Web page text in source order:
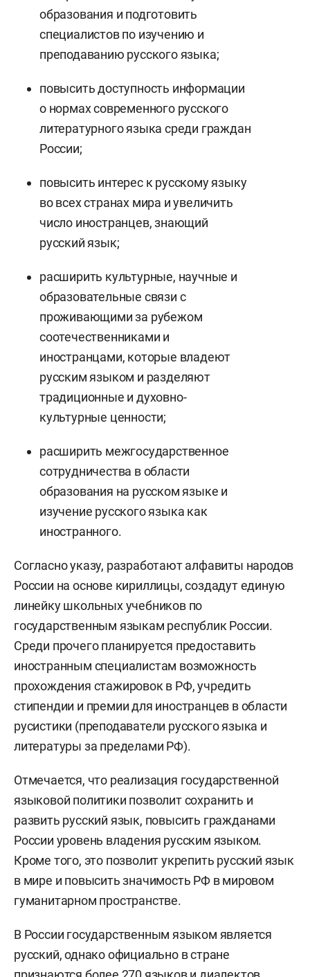
образования и подготовить
специалистов по изучению и
преподаванию русского языка;
повысить доступность информации
о нормах современного русского
литературного языка среди граждан
России;
повысить интерес к русскому языку
во всех странах мира и увеличить
число иностранцев, знающий
русский язык;
расширить культурные, научные и
образовательные связи с
проживающими за рубежом
соотечественниками и
иностранцами, которые владеют
русским языком и разделяют
традиционные и духовно-
культурные ценности;
расширить межгосударственное
сотрудничества в области
образования на русском языке и
изучение русского языка как
иностранного.
Согласно указу, разработают алфавиты народов
России на основе кириллицы, создадут единую
линейку школьных учебников по
государственным языкам республик России.
Среди прочего планируется предоставить
иностранным специалистам возможность
прохождения стажировок в РФ, учредить
стипендии и премии для иностранцев в области
русистики (преподаватели русского языка и
литературы за пределами РФ).
Отмечается, что реализация государственной
языковой политики позволит сохранить и
развить русский язык, повысить гражданами
России уровень владения русским языком.
Кроме того, это позволит укрепить русский язык
в мире и повысить значимость РФ в мировом
гуманитарном пространстве.
В России государственным языком является
русский, однако официально в стране